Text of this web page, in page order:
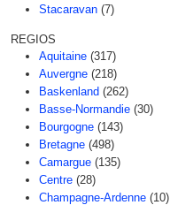
Stacaravan (7)
REGIOS
Aquitaine (317)
Auvergne (218)
Baskenland (262)
Basse-Normandie (30)
Bourgogne (143)
Bretagne (498)
Camargue (135)
Centre (28)
Champagne-Ardenne (10)